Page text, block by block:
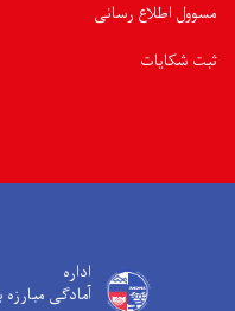
مسوول اطلاع رسانی
ثبت شکایات
اداره
آمادگی